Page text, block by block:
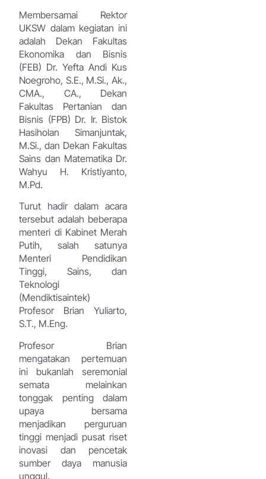
Membersamai Rektor
UKSW dalam kegiatan ini
adalah Dekan Fakultas
Ekonomika dan Bisnis
(FEB) Dr. Yefta Andi Kus
Noegroho, S.E., M.Si., Ak.,
CMA., CA., Dekan
Fakultas Pertanian dan
Bisnis (FPB) Dr. Ir. Bistok
Hasiholan Simanjuntak,
M.Si., dan Dekan Fakultas
Sains dan Matematika Dr.
Wahyu H. Kristiyanto,
M.Pd.
Turut hadir dalam acara
tersebut adalah beberapa
menteri di Kabinet Merah
Putih, salah satunya
Menteri Pendidikan
Tinggi, Sains, dan
Teknologi
(Mendiktisaintek)
Profesor Brian Yuliarto,
S.T., M.Eng.
Profesor Brian
mengatakan pertemuan
ini bukanlah seremonial
semata melainkan
tonggak penting dalam
upaya bersama
menjadikan perguruan
tinggi menjadi pusat riset
inovasi dan pencetak
sumber daya manusia
unggul.